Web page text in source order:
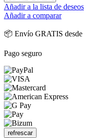
Añadir a la lista de deseos
Añadir a comparar
📦 Envío GRATIS desde
Pago seguro